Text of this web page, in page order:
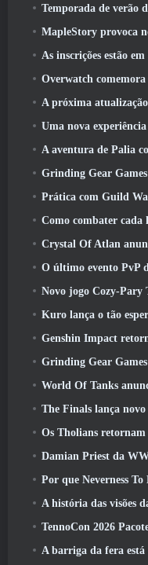
Temporada de verão de
MapleStory provoca nova
As inscrições estão em andamento para a
Overwatch comemora “Uma
A próxima atualização do War
Uma nova experiência
A aventura de Palia continua
Grinding Gear Games anuncia
Prática com Guild
Como combater cada
Crystal Of Atlan anuncia
O último evento PvP do Rift oferece aos
Novo jogo Cozy-Pary
Kuro lança o tão esperado trailer
Genshin Impact
Grinding Gear Games revela a maior
World Of Tanks anuncia
The Finals lança novo modo
Os Tholians retornam no
Damian Priest da WWE passa por treinamento
Por que Neverness To
A história das visões da
TennoCon 2026 Pacote
A barriga da fera está